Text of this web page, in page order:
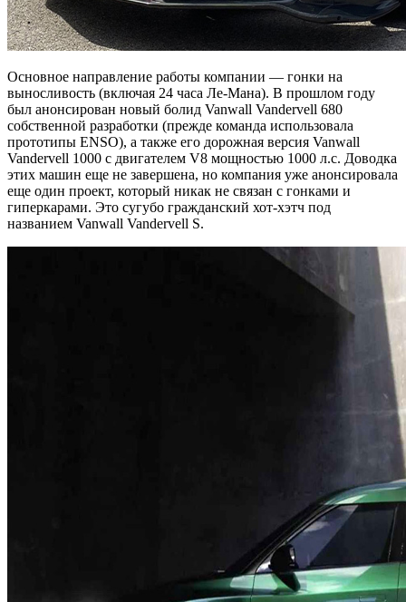
Основное направление работы компании — гонки на
выносливость (включая 24 часа Ле-Мана). В прошлом году
был анонсирован новый болид Vanwall Vandervell 680
собственной разработки (прежде команда использовала
прототипы ENSO), а также его дорожная версия Vanwall
Vandervell 1000 с двигателем V8 мощностью 1000 л.с. Доводка
этих машин еще не завершена, но компания уже анонсировала
еще один проект, который никак не связан с гонками и
гиперкарами. Это сугубо гражданский хот-хэтч под
названием Vanwall Vandervell S.